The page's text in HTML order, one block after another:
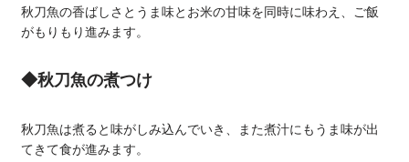
秋刀魚の香ばしさとうま味とお米の甘味を同時に味わえ、ご飯
がもりもり進みます。
◆秋刀魚の煮つけ
秋刀魚は煮ると味がしみ込んでいき、また煮汁にもうま味が出
てきて食が進みます。